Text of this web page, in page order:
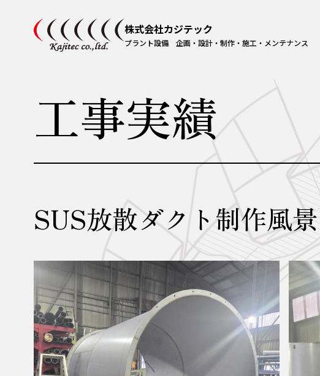
株式会社カジテック
プラント設備 企画・設計・制作・施工・メンテナンス
工事実績
SUS放散ダクト制作風景